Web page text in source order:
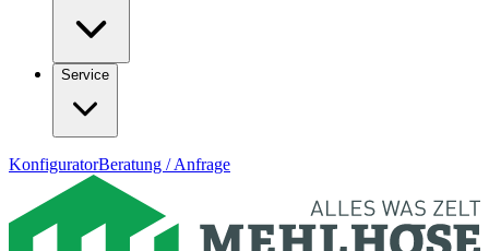
Service
KonfiguratorBeratung / Anfrage